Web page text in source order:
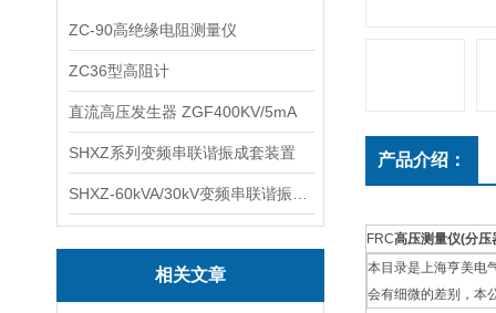
ZC-90高绝缘电阻测量仪
ZC36型高阻计
直流高压发生器 ZGF400KV/5mA
SHXZ系列变频串联谐振成套装置
相关文章
产品介绍：
FRC高压测量仪(分压
本目录是上海亨美电
会有细微的差别，本